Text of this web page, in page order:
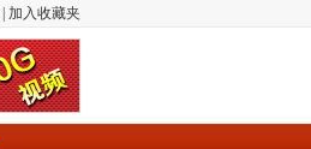
加入收藏夹